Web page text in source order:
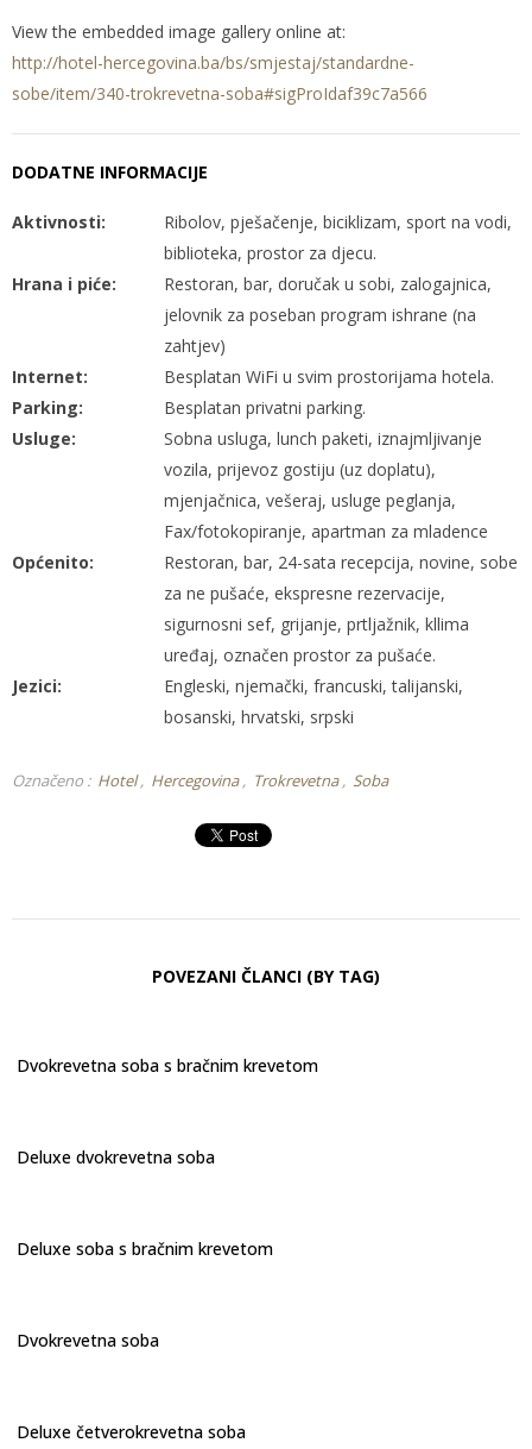
View the embedded image gallery online at:
http://hotel-hercegovina.ba/bs/smjestaj/standardne-
sobe/item/340-trokrevetna-soba#sigProIdaf39c7a566
DODATNE INFORMACIJE
Aktivnosti:
Ribolov, pješačenje, biciklizam, sport na vodi,
biblioteka, prostor za djecu.
Hrana i piće:
Restoran, bar, doručak u sobi, zalogajnica,
jelovnik za poseban program ishrane (na
zahtjev)
Internet:
Besplatan WiFi u svim prostorijama hotela.
Parking:
Besplatan privatni parking.
Usluge:
Sobna usluga, lunch paketi, iznajmljivanje
vozila, prijevoz gostiju (uz doplatu),
mjenjačnica, vešeraj, usluge peglanja,
Fax/fotokopiranje, apartman za mladence
Općenito:
Restoran, bar, 24-sata recepcija, novine, sobe
za ne pušaće, ekspresne rezervacije,
sigurnosni sef, grijanje, prtljažnik, kllima
uređaj, označen prostor za pušaće.
Jezici:
Engleski, njemački, francuski, talijanski,
bosanski, hrvatski, srpski
Označeno : Hotel Hercegovina Trokrevetna Soba
POVEZANI ČLANCI (BY TAG)
Dvokrevetna soba s bračnim krevetom
Deluxe dvokrevetna soba
Deluxe soba s bračnim krevetom
Dvokrevetna soba
Deluxe četverokrevetna soba